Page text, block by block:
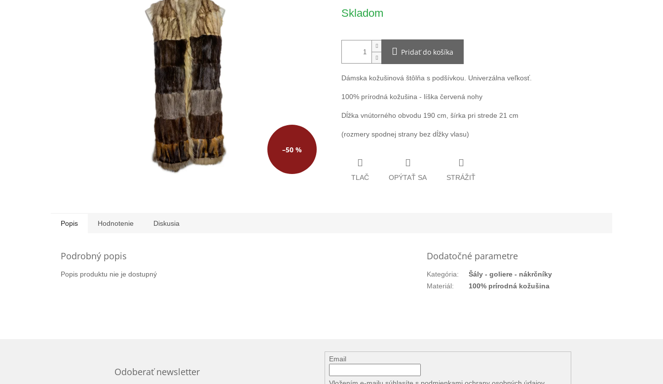
–50 %
cena:
Skladom
Pridať do košíka
Dámska kožušinová štôlňa s podšívkou. Univerzálna veľkosť.
100% prírodná kožušina - líška červená nohy
Dĺžka vnútorného obvodu 190 cm, šírka pri strede 21 cm
(rozmery spodnej strany bez dĺžky vlasu)
TLAČ OPÝTAŤ SA STRÁŽIŤ
Popis Hodnotenie Diskusia
Podrobný popis
Popis produktu nie je dostupný
Dodatočné parametre
Kategória:
Šály - goliere - nákrčníky
Materiál: 100% prírodná kožušina
Odoberať newsletter
Email